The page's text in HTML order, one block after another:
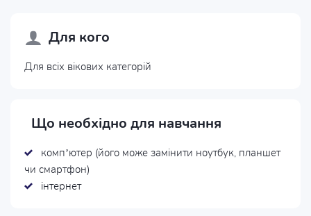
Для кого
Для всіх вікових категорій
Що необхідно для навчання
комп’ютер (його може замінити ноутбук, планшет
чи смартфон)
інтернет